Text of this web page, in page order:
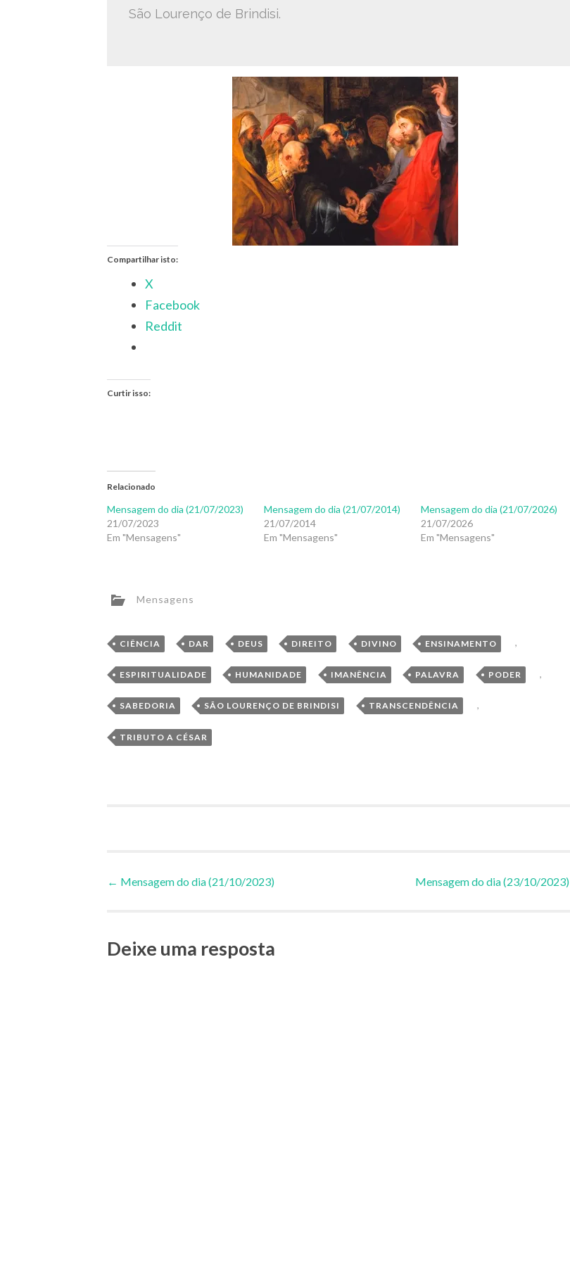
São Lourenço de Brindisi.
Compartilhar isto:
X
Facebook
Reddit
Curtir isso:
Relacionado
Mensagem do dia (21/07/2023)
21/07/2023
Em "Mensagens"
Mensagem do dia (21/07/2014)
21/07/2014
Em "Mensagens"
Mensagem do dia (21/07/2026)
21/07/2026
Em "Mensagens"
Mensagens
CIÊNCIA , DAR , DEUS , DIREITO , DIVINO , ENSINAMENTO ,
ESPIRITUALIDADE , HUMANIDADE , IMANÊNCIA , PALAVRA , PODER ,
SABEDORIA , SÃO LOURENÇO DE BRINDISI , TRANSCENDÊNCIA ,
TRIBUTO A CÉSAR
Navegação
Posts
← Mensagem do dia (21/10/2023) Mensagem do dia (23/10/2023)
Deixe uma resposta